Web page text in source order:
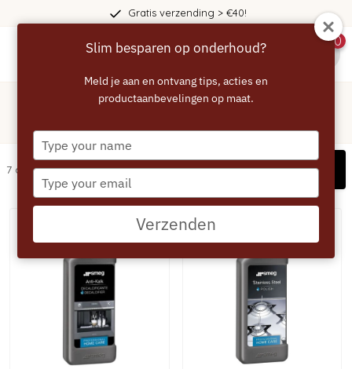
Gratis verzending > €40!
0
Merken/SMEG
7 artikelen Filters
Slim besparen op onderhoud?
Meld je aan en ontvang tips, acties en
productaanbevelingen op maat.
Type
your
name
Type
your
email
Verzenden